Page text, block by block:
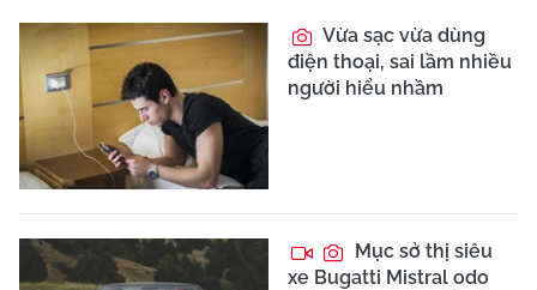
Vừa sạc vừa dùng
điện thoại, sai lầm nhiều
người hiểu nhầm
Mục sở thị siêu
xe Bugatti Mistral odo